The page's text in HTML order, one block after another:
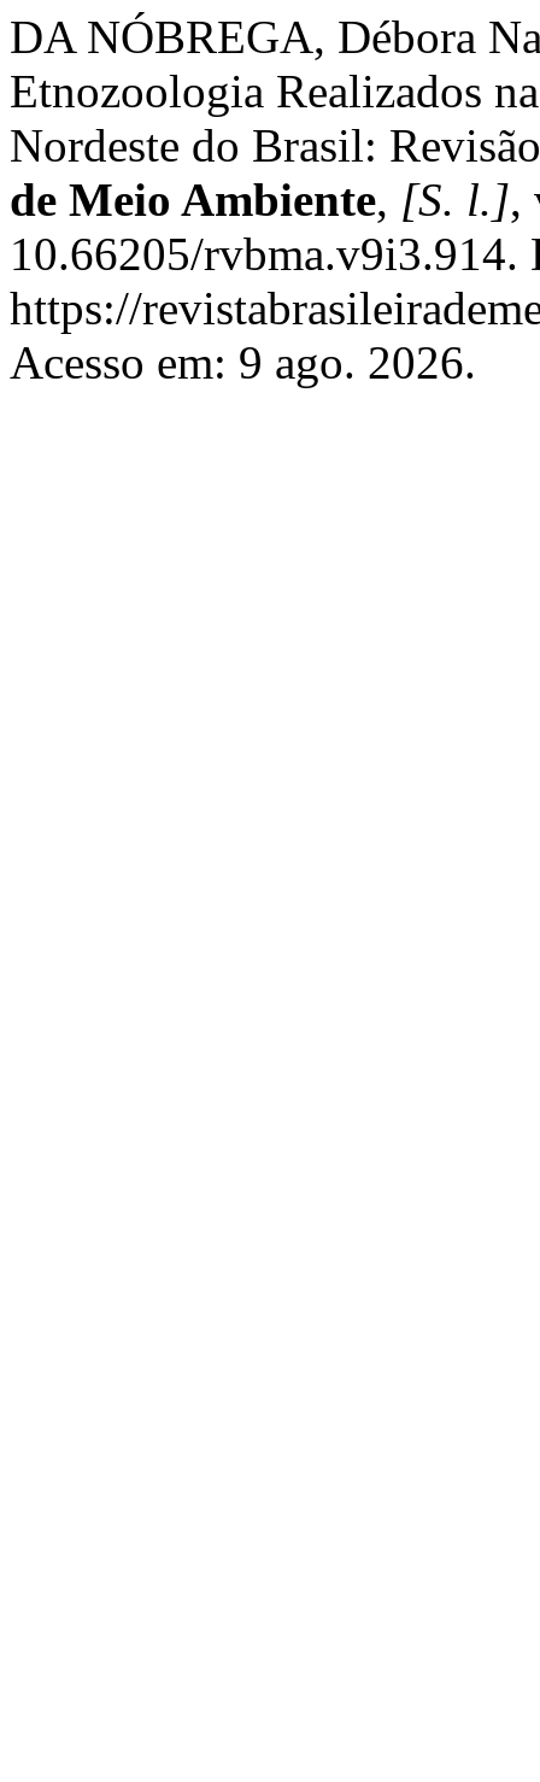
DA NÓBREGA, Débora
Etnozoologia Realizados
Nordeste do Brasil:
de Meio Ambiente, [S. l.],
10.66205/rvbma.v9i3.914.
https://
Acesso em: 9 ago. 2026.